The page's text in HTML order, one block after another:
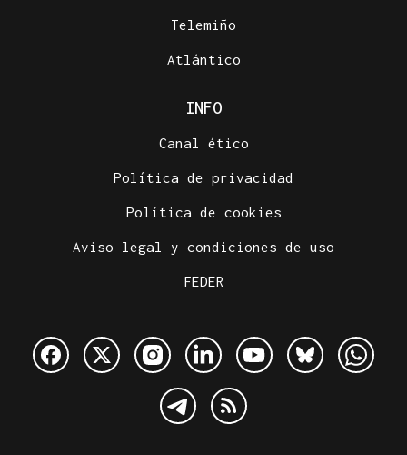
Telemiño
Atlántico
INFO
Canal ético
Política de privacidad
Política de cookies
Aviso legal y condiciones de uso
FEDER